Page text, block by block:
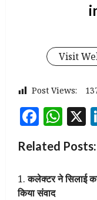
Visit
Post Views:
Related Posts:
कलेक्टर ने सिलाई
किया संवाद